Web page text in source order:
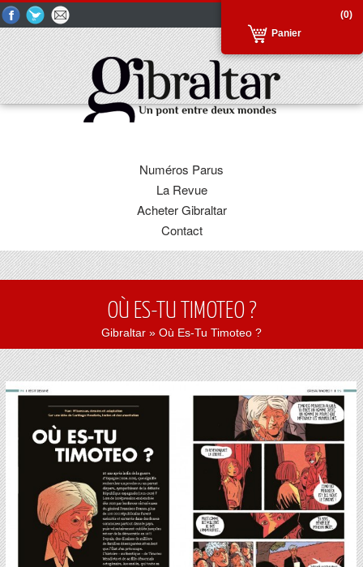
(0)
Panier
Numéros Parus
La Revue
Acheter Gibraltar
Contact
OÙ ES-TU TIMOTEO ?
Gibraltar » Où Es-Tu Timoteo ?